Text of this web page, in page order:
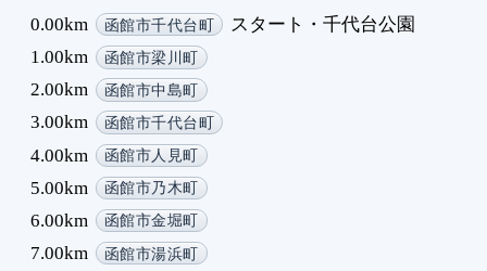
0.00km 函館市千代台町
スタート・千代台公園
1.00km
函館市梁川町
2.00km 函館市中島町
3.00km 函館市千代台町
4.00km 函館市人見町
5.00km 函館市乃木町
6.00km 函館市金堀町
7.00km 函館市湯浜町